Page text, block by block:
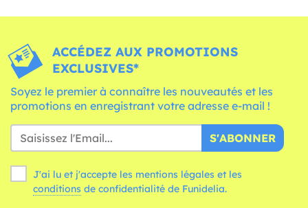
ACCÉDEZ AUX PROMOTIONS
EXCLUSIVES*
Soyez le premier à connaître les nouveautés et les
promotions en enregistrant votre adresse e-mail !
S'ABONNER
J'ai lu et j'accepte les mentions légales et les
conditions de confidentialité de Funidelia.